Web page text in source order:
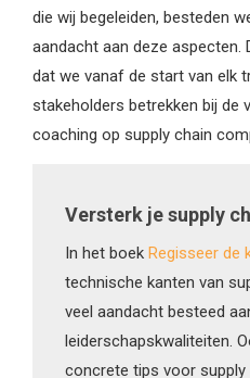
die wij begeleiden, besteden
aandacht aan deze aspecten.
dat we vanaf de start van elk
stakeholders betrekken bij de
coaching op supply chain
Versterk je supply
In het boek Regisseer de
technische kanten van
veel aandacht besteed
leiderschapskwaliteiten.
concrete tips voor supply